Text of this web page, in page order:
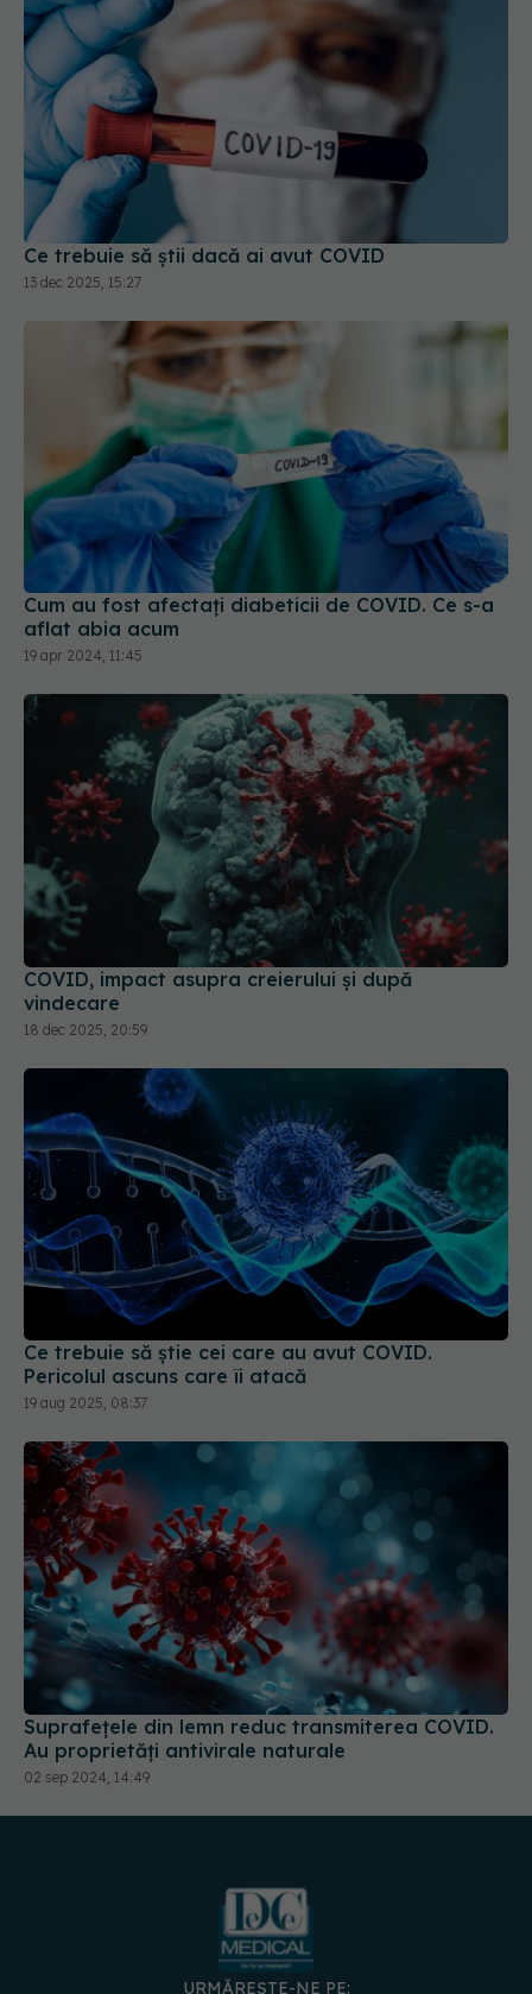
Ce trebuie să știi dacă ai avut COVID
13 dec 2025, 15:27
Cum au fost afectați diabeticii de COVID. Ce s-a
aflat abia acum
19 apr 2024, 11:45
COVID, impact asupra creierului și după
vindecare
18 dec 2025, 20:59
Ce trebuie să știe cei care au avut COVID.
Pericolul ascuns care îi atacă
19 aug 2025, 08:37
Suprafețele din lemn reduc transmiterea COVID.
Au proprietăți antivirale naturale
02 sep 2024, 14:49
URMĂREȘTE-NE PE: